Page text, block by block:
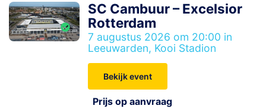
SC Cambuur – Excelsior
Rotterdam
7 augustus 2026 om 20:00 in
Leeuwarden, Kooi Stadion
Bekijk event
Prijs op aanvraag